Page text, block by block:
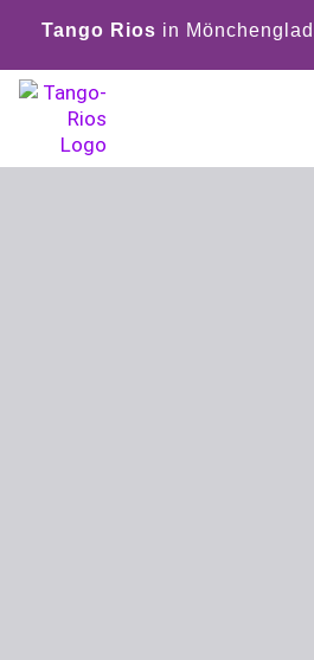
Tango Rios in